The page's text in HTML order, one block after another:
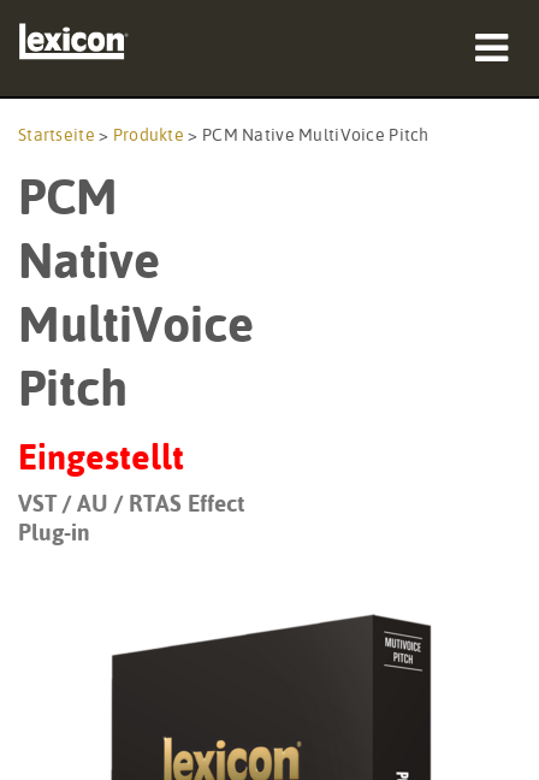
Wo zu kaufen
Schulungen
Support
Sprache/Region
Startseite > Produkte > PCM Native MultiVoice Pitch
PCM
Native
MultiVoice
Pitch
Eingestellt
VST / AU / RTAS Effect
Plug-in